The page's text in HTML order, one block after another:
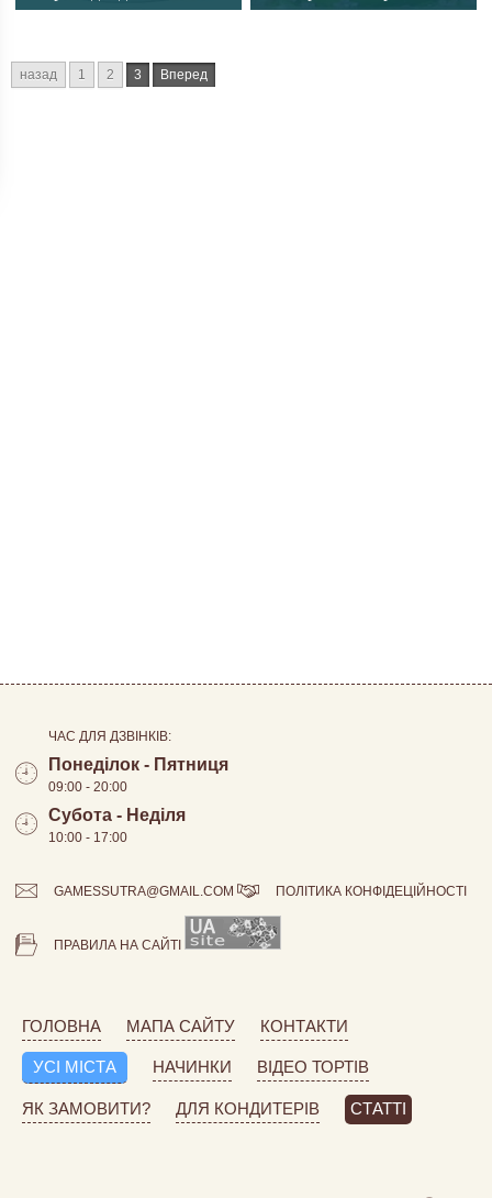
назад 1 2 3 Вперед
ЧАС ДЛЯ ДЗВІНКІВ:
Понеділок - Пятниця
09:00 - 20:00
Субота - Неділя
10:00 - 17:00
GAMESSUTRA@GMAIL.COM ПОЛІТИКА КОНФІДЕЦІЙНОСТІ
ПРАВИЛА НА САЙТІ
ГОЛОВНА МАПА САЙТУ КОНТАКТИ
УСІ МІСТА НАЧИНКИ ВІДЕО ТОРТІВ
ЯК ЗАМОВИТИ? ДЛЯ КОНДИТЕРІВ СТАТТІ